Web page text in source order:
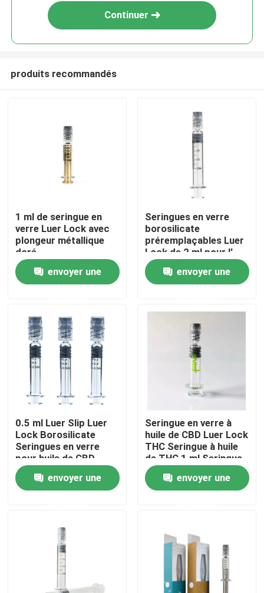
Maison
Produits
Vidéos
À propos de nous
Visite d'usine
Contrôle de qualité
Contactez-nous
Pack de mauvaises herbes personnalisé
Continuer
produits recommandés
1 ml de seringue en
verre Luer Lock avec
plongeur métallique
doré
envoyer une
Seringues en verre
borosilicate
préremplaçables Luer
Lock de 2 ml pour l'
huile essentielle
envoyer une
0.5 ml Luer Slip Luer
Lock Borosilicate
Seringues en verre
pour huile de CBD
envoyer une
Seringue en verre à
huile de CBD Luer Lock
THC Seringue à huile
de THC 1 ml Seringue
en verre à capuche
Luer videenvoyer une